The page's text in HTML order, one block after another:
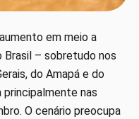
em meio a
– sobretudo nos
do Amapá e do
principalmente nas
O cenário preocupa